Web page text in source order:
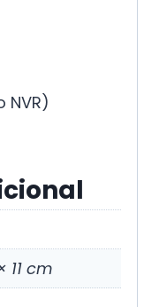
NVR)
11 cm